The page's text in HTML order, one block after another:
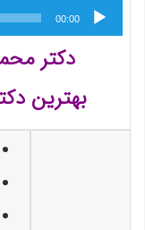
00:00
دکتر
بهترین